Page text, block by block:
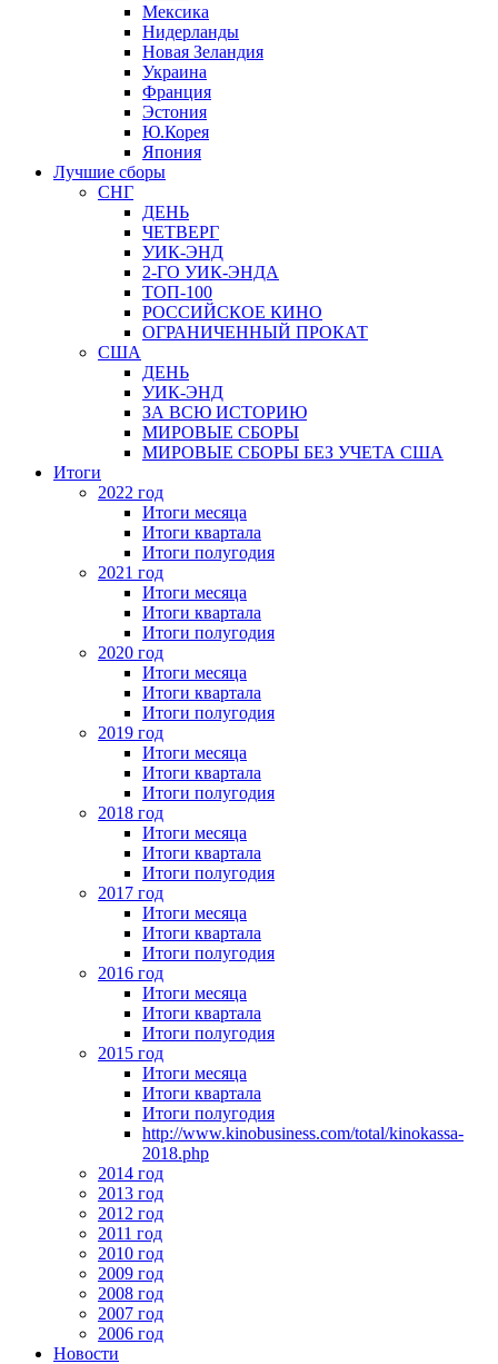
Мексика
Нидерланды
Новая Зеландия
Украина
Франция
Эстония
Ю.Корея
Япония
Лучшие сборы
СНГ
ДЕНЬ
ЧЕТВЕРГ
УИК-ЭНД
2-ГО УИК-ЭНДА
ТОП-100
РОССИЙСКОЕ КИНО
ОГРАНИЧЕННЫЙ ПРОКАТ
США
ДЕНЬ
УИК-ЭНД
ЗА ВСЮ ИСТОРИЮ
МИРОВЫЕ СБОРЫ
МИРОВЫЕ СБОРЫ БЕЗ УЧЕТА США
Итоги
2022 год
Итоги месяца
Итоги квартала
Итоги полугодия
2021 год
Итоги месяца
Итоги квартала
Итоги полугодия
2020 год
Итоги месяца
Итоги квартала
Итоги полугодия
2019 год
Итоги месяца
Итоги квартала
Итоги полугодия
2018 год
Итоги месяца
Итоги квартала
Итоги полугодия
2017 год
Итоги месяца
Итоги квартала
Итоги полугодия
2016 год
Итоги месяца
Итоги квартала
Итоги полугодия
2015 год
Итоги месяца
Итоги квартала
Итоги полугодия
http://www.kinobusiness.com/total/kinokassa-
2018.php
2014 год
2013 год
2012 год
2011 год
2010 год
2009 год
2008 год
2007 год
2006 год
Новости